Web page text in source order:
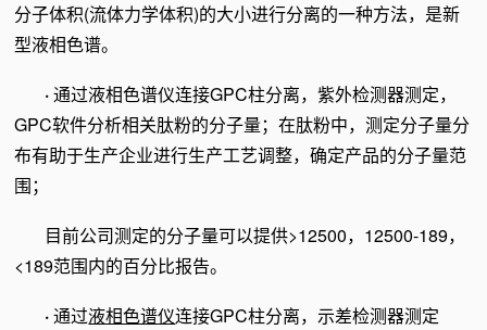
分子体积(流体力学体积)的大小进行分离的一种方法，是新
型液相色谱。
·通过液相色谱仪连接GPC柱分离，紫外检测器测定，
GPC软件分析相关肽粉的分子量；在肽粉中，测定分子量分
布有助于生产企业进行生产工艺调整，确定产品的分子量范
围；
目前公司测定的分子量可以提供>12500，12500-189，
<189范围内的百分比报告。
·通过液相色谱仪连接GPC柱分离，示差检测器测定